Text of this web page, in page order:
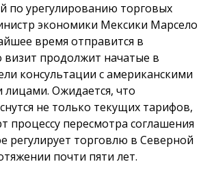
по урегулированию торговых
экономики Мексики Марсело
время отправится в
визит продолжит начатые в
консультации с американскими
Ожидается, что
не только текущих тарифов,
процессу пересмотра соглашения
регулирует торговлю в Северной
почти пяти лет.